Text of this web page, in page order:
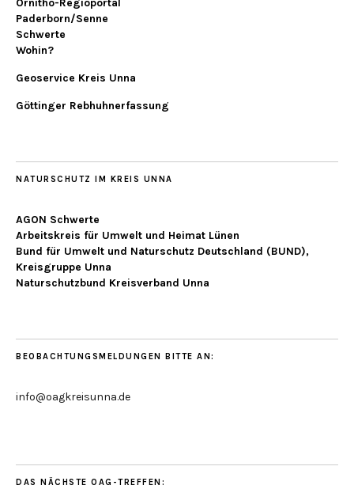
Ornitho-Regioportal
Paderborn/Senne
Schwerte
Wohin?
Geoservice Kreis Unna
Göttinger Rebhuhnerfassung
NATURSCHUTZ IM KREIS UNNA
AGON Schwerte
Arbeitskreis für Umwelt und Heimat Lünen
Bund für Umwelt und Naturschutz Deutschland (BUND),
Kreisgruppe Unna
Naturschutzbund Kreisverband Unna
BEOBACHTUNGSMELDUNGEN BITTE AN:
info@oagkreisunna.de
DAS NÄCHSTE OAG-TREFFEN: